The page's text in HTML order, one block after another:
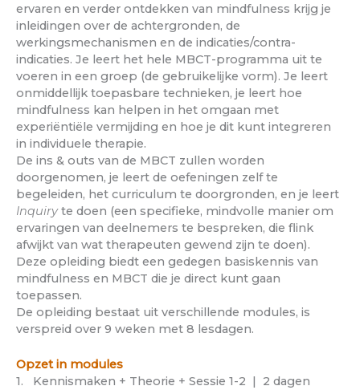
ervaren en verder ontdekken van mindfulness krijg je
inleidingen over de achtergronden, de
werkingsmechanismen en de indicaties/contra-
indicaties. Je leert het hele MBCT-programma uit te
voeren in een groep (de gebruikelijke vorm). Je leert
onmiddellijk toepasbare technieken, je leert hoe
mindfulness kan helpen in het omgaan met
experiëntiële vermijding en hoe je dit kunt integreren
in individuele therapie.
De ins & outs van de MBCT zullen worden
doorgenomen, je leert de oefeningen zelf te
begeleiden, het curriculum te doorgronden, en je leert
Inquiryte doen (een specifieke, mindvolle manier om
ervaringen van deelnemers te bespreken, die flink
afwijkt van wat therapeuten gewend zijn te doen).
Deze opleiding biedt een gedegen basiskennis van
mindfulness en MBCT die je direct kunt gaan
toepassen.
De opleiding bestaat uit verschillende modules, is
verspreid over 9 weken met 8 lesdagen.
Opzet in modules
1. Kennismaken + Theorie + Sessie 1-2 | 2 dagen